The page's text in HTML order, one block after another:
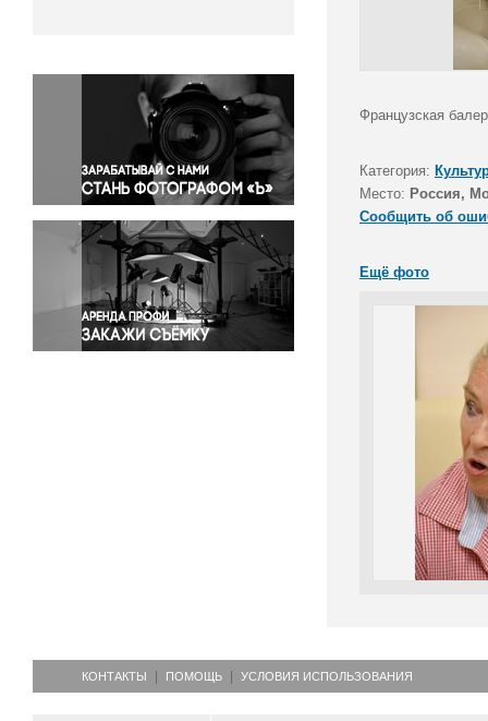
Окружающая среда
Политика
Правосудие
Происшествия и конфликты
Религия
Светская жизнь
Спорт
Экология
Экономика и бизнес
Французская
Категория:
Место: Россия,
Сообщить об
Ещё фото
КОНТАКТЫ ПОМОЩЬ УСЛОВИЯ ИСПОЛЬЗОВАНИЯ